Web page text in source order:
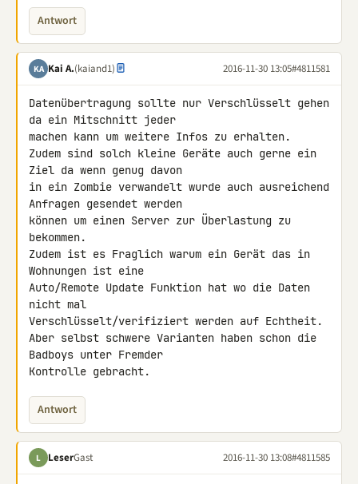
Antwort
KA Kai A.(kaiand1) 2016-11-30 13:05#4811581
Datenübertragung sollte nur Verschlüsselt gehen
da ein Mitschnitt jeder
machen kann um weitere Infos zu erhalten.
Zudem sind solch kleine Geräte auch gerne ein
Ziel da wenn genug davon
in ein Zombie verwandelt wurde auch ausreichend
Anfragen gesendet werden
können um einen Server zur Überlastung zu
bekommen.
Zudem ist es Fraglich warum ein Gerät das in
Wohnungen ist eine
Auto/Remote Update Funktion hat wo die Daten
nicht mal
Verschlüsselt/verifiziert werden auf Echtheit.
Aber selbst schwere Varianten haben schon die
Badboys unter Fremder
Kontrolle gebracht.
Antwort
L LeserGast 2016-11-30 13:08#4811585